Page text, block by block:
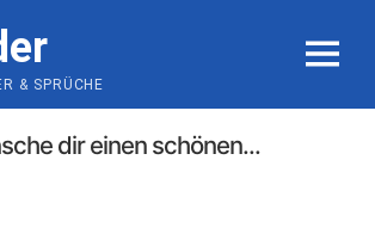
& SPRÜCHE
MENU
dir einen schönen...